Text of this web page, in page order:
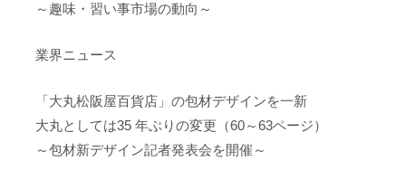
～趣味・習い事市場の動向～
業界ニュース
「大丸松阪屋百貨店」の包材デザインを一新
大丸としては35 年ぶりの変更（60～63ページ）
～包材新デザイン記者発表会を開催～